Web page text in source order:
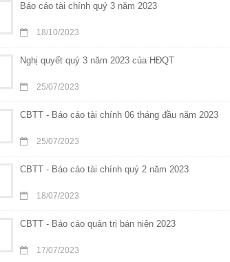
Báo cáo tài chính quý 3 năm 2023
18/10/2023
Nghị quyết quý 3 năm 2023 của HĐQT
25/07/2023
CBTT - Báo cáo tài chính 06 tháng đầu năm 2023
25/07/2023
CBTT - Báo cáo tài chính quý 2 năm 2023
18/07/2023
CBTT - Báo cáo quản trị bán niên 2023
17/07/2023